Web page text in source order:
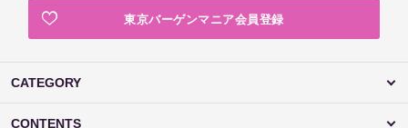
東京バーゲンマニア会員登録
CATEGORY
CONTENTS